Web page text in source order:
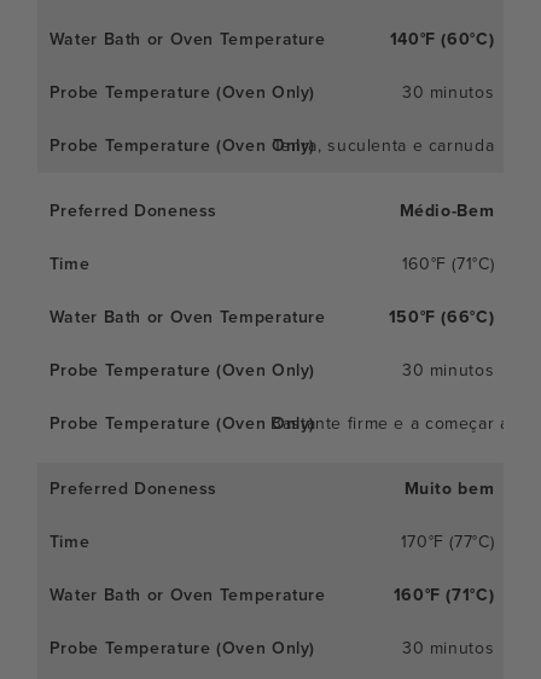
140°F (60°C)
30 minutos
Tenra, suculenta e carnuda
Médio-Bem
160°F (71°C)
150°F (66°C)
30 minutos
Bastante firme e a começar a
Muito bem
170°F (77°C)
160°F (71°C)
30 minutos